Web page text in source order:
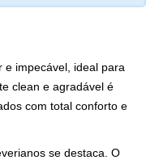
e impecável, ideal para
clean e agradável é
com total conforto e
se destaca. O